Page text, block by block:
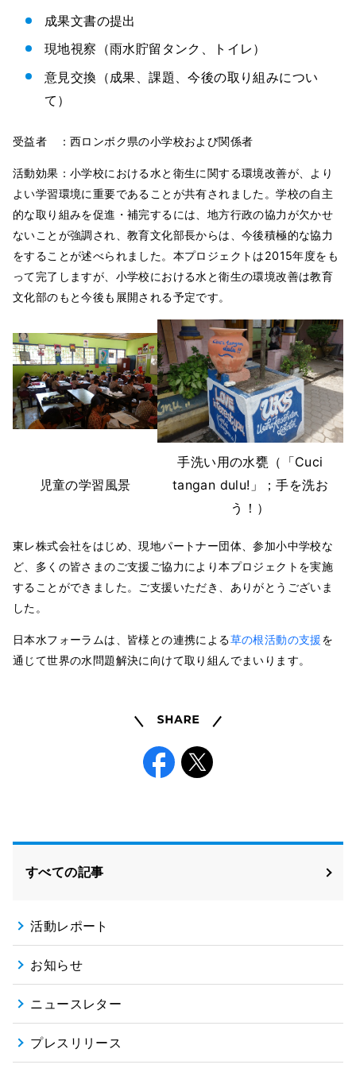
成果文書の提出
現地視察（雨水貯留タンク、トイレ）
意見交換（成果、課題、今後の取り組みについ
て）
受益者 ：西ロンボク県の小学校および関係者
活動効果：小学校における水と衛生に関する環境改善が、より
よい学習環境に重要であることが共有されました。学校の自主
的な取り組みを促進・補完するには、地方行政の協力が欠かせ
ないことが強調され、教育文化部長からは、今後積極的な協力
をすることが述べられました。本プロジェクトは2015年度をも
って完了しますが、小学校における水と衛生の環境改善は教育
文化部のもと今後も展開される予定です。
児童の学習風景
手洗い用の水甕（「Cuci
tangan dulu!」；手を洗お
う！）
東レ株式会社をはじめ、現地パートナー団体、参加小中学校な
ど、多くの皆さまのご支援ご協力により本プロジェクトを実施
することができました。ご支援いただき、ありがとうございま
した。
日本水フォーラムは、皆様との連携による草の根活動の支援を
通じて世界の水問題解決に向けて取り組んでまいります。
Share
すべての記事
活動レポート
お知らせ
ニュースレター
プレスリリース